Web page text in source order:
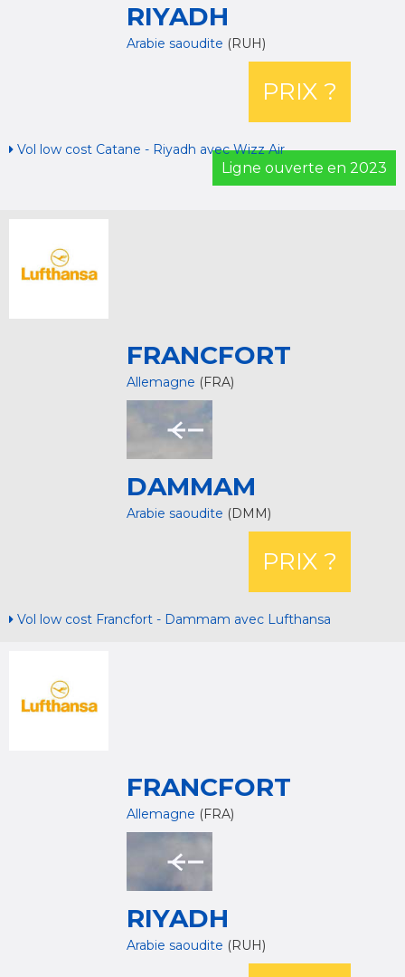
RIYADH
Arabie saoudite (RUH)
PRIX ?
Vol low cost Catane - Riyadh avec Wizz Air
Ligne ouverte en 2023
FRANCFORT
Allemagne (FRA)
DAMMAM
Arabie saoudite (DMM)
PRIX ?
Vol low cost Francfort - Dammam avec Lufthansa
FRANCFORT
Allemagne (FRA)
RIYADH
Arabie saoudite (RUH)